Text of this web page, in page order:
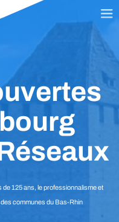
125 ans, le professionnalisme et
des communes du Bas-Rhin